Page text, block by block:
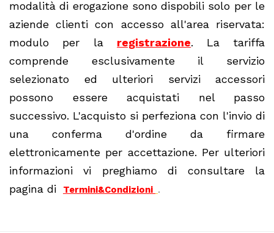
modalità di erogazione sono dispobili solo per le
aziende clienti con accesso all'area riservata:
modulo per la registrazione.
La tariffa
comprende esclusivamente il servizio
selezionato ed ulteriori servizi accessori
possono essere acquistati nel passo
successivo. L'acquisto si perfeziona con l'invio di
una conferma d'ordine da firmare
elettronicamente per accettazione. Per ulteriori
informazioni vi preghiamo di consultare la
pagina di
Termini&Condizioni .